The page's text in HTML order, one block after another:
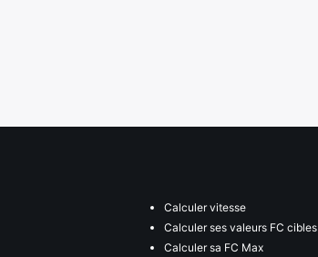
Calculer vitesse
Calculer ses valeurs FC cibles
Calculer sa FC Max